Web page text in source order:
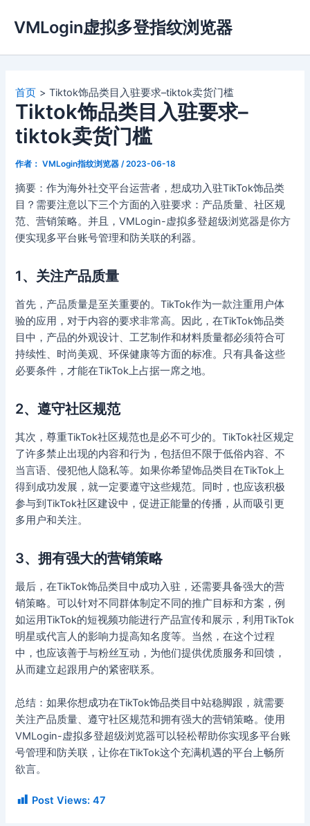
容
VMLogin虚拟多登指纹浏览器
首页 Tiktok饰品类目入驻要求–tiktok卖货门槛
Tiktok饰品类目入驻要求–
tiktok卖货门槛
作者： VMLogin指纹浏览器 /2023-06-18
摘要：作为海外社交平台运营者，想成功入驻TikTok饰品类
目？需要注意以下三个方面的入驻要求：产品质量、社区规
范、营销策略。并且，VMLogin-虚拟多登超级浏览器是你方
便实现多平台账号管理和防关联的利器。
1、关注产品质量
首先，产品质量是至关重要的。TikTok作为一款注重用户体
验的应用，对于内容的要求非常高。因此，在TikTok饰品类
目中，产品的外观设计、工艺制作和材料质量都必须符合可
持续性、时尚美观、环保健康等方面的标准。只有具备这些
必要条件，才能在TikTok上占据一席之地。
2、遵守社区规范
其次，尊重TikTok社区规范也是必不可少的。TikTok社区规定
了许多禁止出现的内容和行为，包括但不限于低俗内容、不
当言语、侵犯他人隐私等。如果你希望饰品类目在TikTok上
得到成功发展，就一定要遵守这些规范。同时，也应该积极
参与到TikTok社区建设中，促进正能量的传播，从而吸引更
多用户和关注。
3、拥有强大的营销策略
最后，在TikTok饰品类目中成功入驻，还需要具备强大的营
销策略。可以针对不同群体制定不同的推广目标和方案，例
如运用TikTok的短视频功能进行产品宣传和展示，利用TikTok
明星或代言人的影响力提高知名度等。当然，在这个过程
中，也应该善于与粉丝互动，为他们提供优质服务和回馈，
从而建立起跟用户的紧密联系。
总结：如果你想成功在TikTok饰品类目中站稳脚跟，就需要
关注产品质量、遵守社区规范和拥有强大的营销策略。使用
VMLogin-虚拟多登超级浏览器可以轻松帮助你实现多平台账
号管理和防关联，让你在TikTok这个充满机遇的平台上畅所
欲言。
Post Views: 47